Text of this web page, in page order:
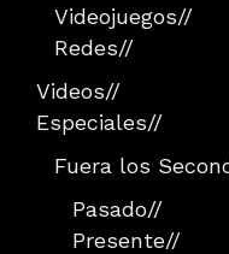
Videojuegos//
Redes//
Videos//
Especiales//
Fuera los
Pasado//
Presente//